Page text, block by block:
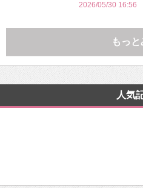
2026/05/30 16:56
もっと
人気